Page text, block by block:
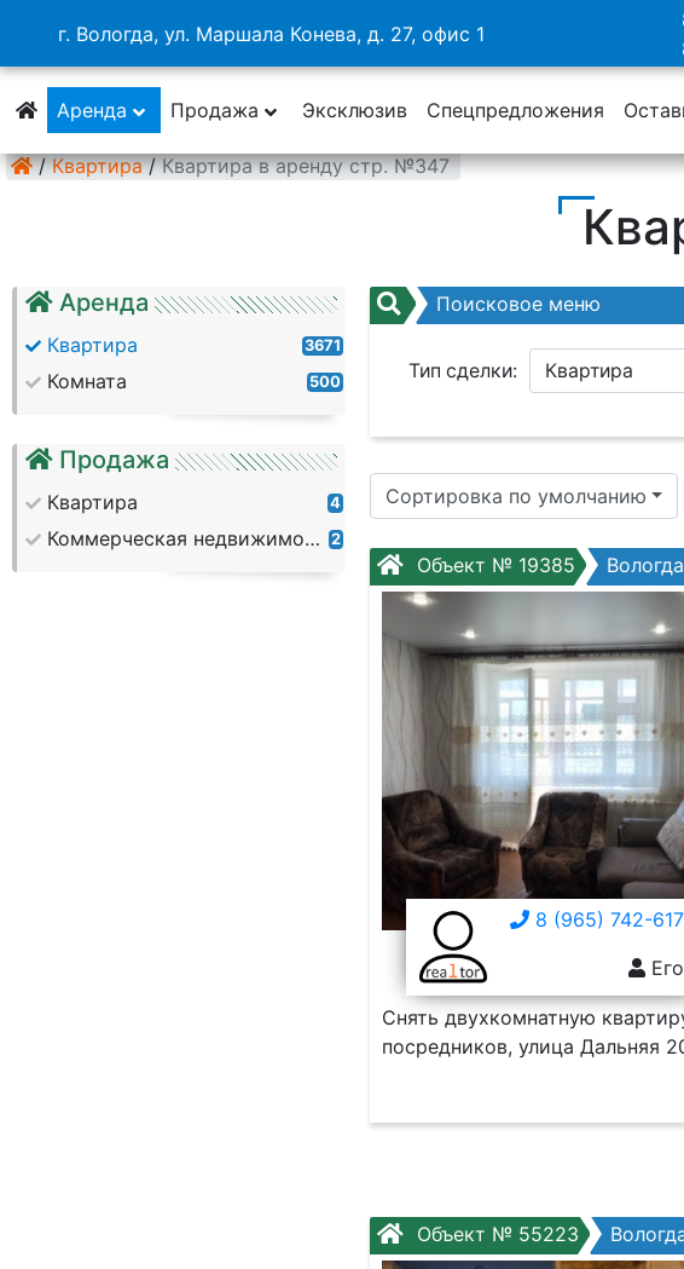
г. Вологда, ул. Маршала Конева, д. 27, офис 1
Аренда Продажа Эксклюзив Спецпредложения
/ Квартира / Квартира в аренду стр. №347
Аренда
Квартира 3671
Комната 500
Продажа
Квартира 4
Коммерческая недвижимость 2
Поисковое меню
Тип сделки: Квартира
Район: Ничего не
Кол. комнат:
Слово:
Сортировка по умолчанию
Объект № 19385
8 (965) 742-
Снять двухкомнатную
посредников, улица Дальняя
Объект № 55223